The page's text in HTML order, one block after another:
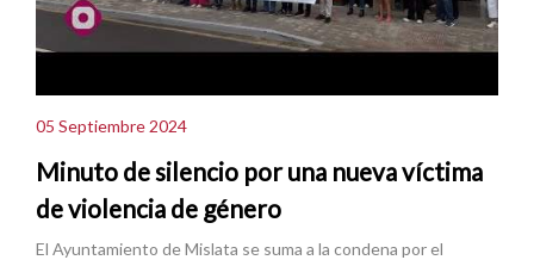
05 Septiembre 2024
Minuto de silencio por una nueva víctima
de violencia de género
El Ayuntamiento de Mislata se suma a la condena por el